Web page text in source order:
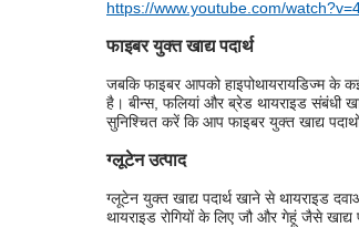
https://www.youtube.com/
फाइबर युक्त खाद्य पदार्थ
जबकि फाइबर आपको हाइपोथायरायडिज्म के
है। बीन्स, फलियां और ब्रेड थायराइड संबंधी
सुनिश्चित करें कि आप फाइबर युक्त खाद्य
ग्लूटेन उत्पाद
ग्लूटेन युक्त खाद्य पदार्थ खाने से थायराइड
थायराइड रोगियों के लिए जौ और गेहूं जैसे